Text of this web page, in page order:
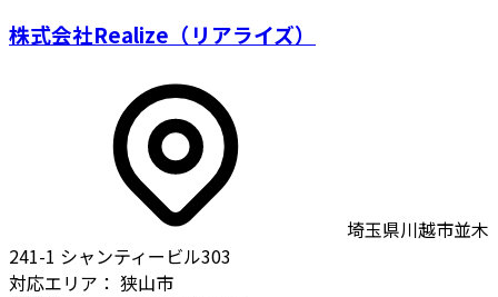
株式会社Realize（リアライズ）
埼玉県川越市並木
241-1 シャンティービル303
対応エリア： 狭山市